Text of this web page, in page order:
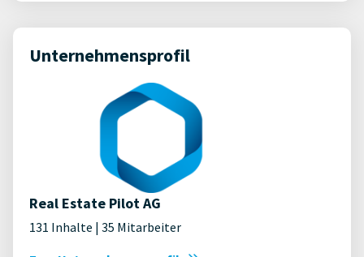
Unternehmensprofil
Real Estate Pilot AG
131 Inhalte | 35 Mitarbeiter